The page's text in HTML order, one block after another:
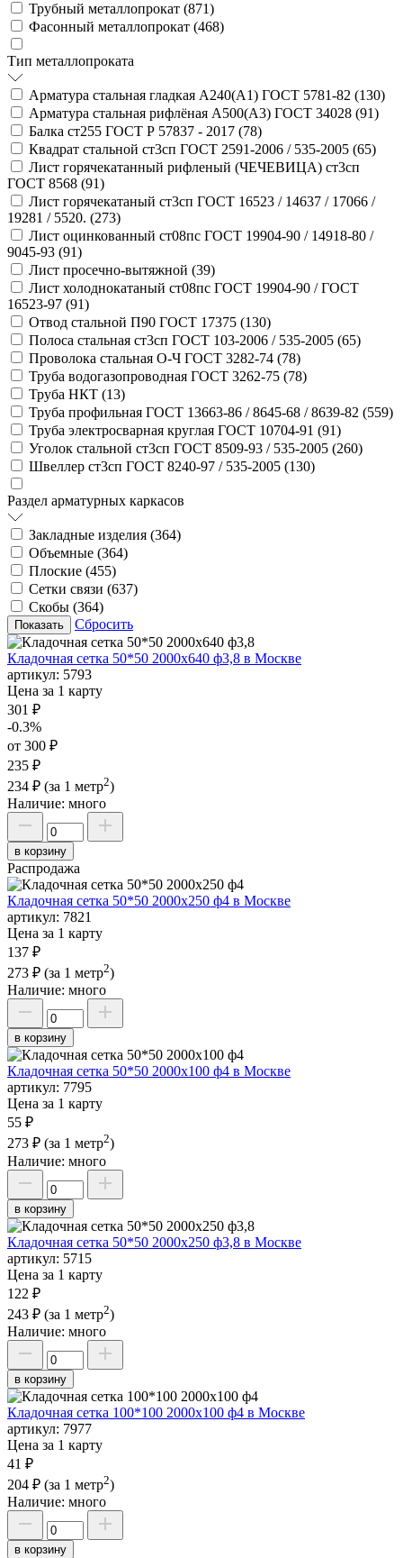
Трубный металлопрокат (871)
Фасонный металлопрокат (468)
Тип металлопроката
Арматура стальная гладкая А240(А1) ГОСТ 5781-82 (130)
Арматура стальная рифлёная А500(А3) ГОСТ 34028 (91)
Балка ст255 ГОСТ Р 57837 - 2017 (78)
Квадрат стальной ст3сп ГОСТ 2591-2006 / 535-2005 (65)
Лист горячекатанный рифленый (ЧЕЧЕВИЦА) ст3сп
ГОСТ 8568 (91)
Лист горячекатаный ст3сп ГОСТ 16523 / 14637 / 17066 /
19281 / 5520. (273)
Лист оцинкованный ст08пс ГОСТ 19904-90 / 14918-80 /
9045-93 (91)
Лист просечно-вытяжной (39)
Лист холоднокатаный ст08пс ГОСТ 19904-90 / ГОСТ
16523-97 (91)
Отвод стальной П90 ГОСТ 17375 (130)
Полоса стальная ст3сп ГОСТ 103-2006 / 535-2005 (65)
Проволока стальная О-Ч ГОСТ 3282-74 (78)
Труба водогазопроводная ГОСТ 3262-75 (78)
Труба НКТ (13)
Труба профильная ГОСТ 13663-86 / 8645-68 / 8639-82 (559)
Труба электросварная круглая ГОСТ 10704-91 (91)
Уголок стальной ст3сп ГОСТ 8509-93 / 535-2005 (260)
Швеллер ст3сп ГОСТ 8240-97 / 535-2005 (130)
Раздел арматурных каркасов
Закладные изделия (364)
Объемные (364)
Плоские (455)
Сетки связи (637)
Скобы (364)
Сбросить
Кладочная сетка 50*50 2000х640 ф3,8 в Москве
артикул: 5793
Цена за 1 карту
301 ₽
-0.3%
от 300 ₽
235 ₽
234 ₽ (за 1 метр2)
Наличие: много
в корзину
Распродажа
Кладочная сетка 50*50 2000х250 ф4 в Москве
артикул: 7821
Цена за 1 карту
137 ₽
273 ₽ (за 1 метр2)
Наличие: много
в корзину
Кладочная сетка 50*50 2000х100 ф4 в Москве
артикул: 7795
Цена за 1 карту
55 ₽
273 ₽ (за 1 метр2)
Наличие: много
в корзину
Кладочная сетка 50*50 2000х250 ф3,8 в Москве
артикул: 5715
Цена за 1 карту
122 ₽
243 ₽ (за 1 метр2)
Наличие: много
в корзину
Кладочная сетка 100*100 2000х100 ф4 в Москве
артикул: 7977
Цена за 1 карту
41 ₽
204 ₽ (за 1 метр2)
Наличие: много
в корзину